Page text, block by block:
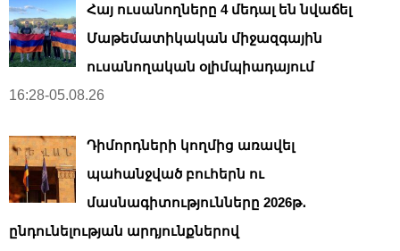
Հայ ուսանողները 4 մեդալ են նվաճել
Մաթեմատիկական միջազգային
ուսանողական օլիմպիադայում
16:28-05.08.26
Դիմորդների կողմից առավել
պահանջված բուհերն ու
մասնագիտությունները 2026թ․
ընդունելության արդյունքներով